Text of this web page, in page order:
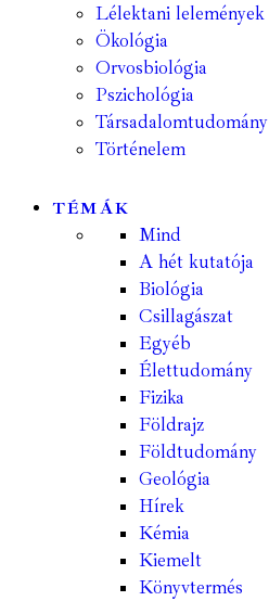
Lélektani lelemények
Ökológia
Orvosbiológia
Pszichológia
Társadalomtudomány
Történelem
TÉMÁK
Mind
A hét kutatója
Biológia
Csillagászat
Egyéb
Élettudomány
Fizika
Földrajz
Földtudomány
Geológia
Hírek
Kémia
Kiemelt
Könyvtermés